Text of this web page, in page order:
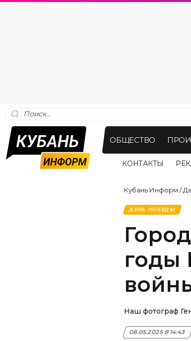
ОБЩЕСТВО
КОНТАКТЫ
Кубань Информ /
ДЕНЬ ПОБЕДЫ
годы
Наш фотограф
08.05.2025 В 14:43